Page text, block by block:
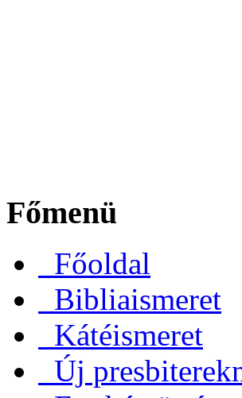
Főmenü
Főoldal
Bibliaismeret
Kátéismeret
Új